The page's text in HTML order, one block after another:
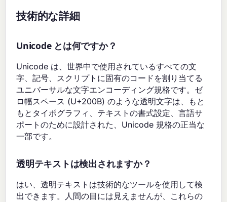
技術的な詳細
Unicode とは何ですか？
Unicode は、世界中で使用されているすべての文
字、記号、スクリプトに固有のコードを割り当てる
ユニバーサルな文字エンコーディング規格です。ゼ
ロ幅スペース (U+200B) のような透明文字は、もと
もとタイポグラフィ、テキストの書式設定、言語サ
ポートのために設計された、Unicode 規格の正当な
一部です。
透明テキストは検出されますか？
はい、透明テキストは技術的なツールを使用して検
出できます。人間の目には見えませんが、これらの